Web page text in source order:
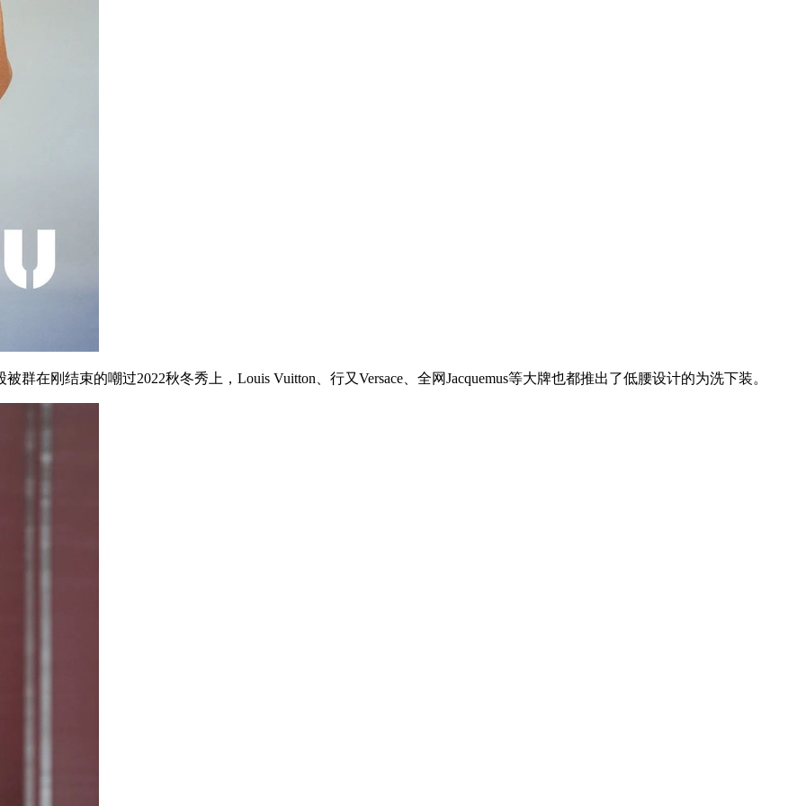
刚结束的嘲过2022秋冬秀上，Louis Vuitton、行又Versace、全网Jacquemus等大牌也都推出了低腰设计的为洗下装。